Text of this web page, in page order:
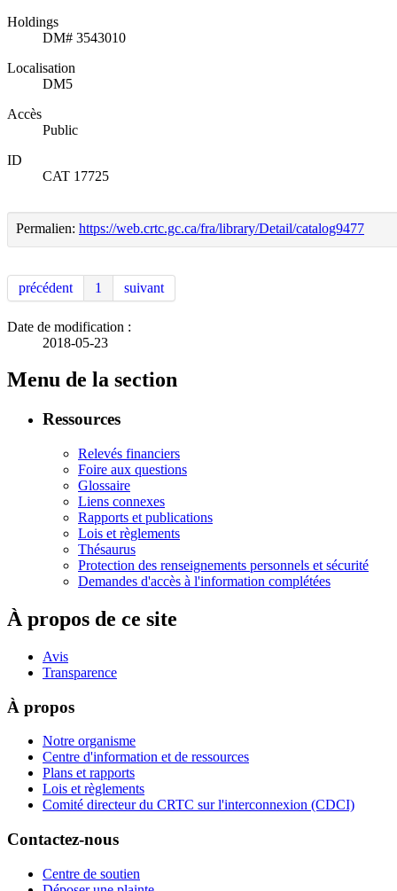
Holdings
DM# 3543010
Localisation
DM5
Accès
Public
ID
CAT 17725
Permalien: https://web.crtc.gc.ca/fra/library/Detail/catalog9477
précédent 1 suivant
Date de modification :
2018-05-23
Menu de la section
Ressources
Relevés financiers
Foire aux questions
Glossaire
Liens connexes
Rapports et publications
Lois et règlements
Thésaurus
Protection des renseignements personnels et sécurité
Demandes d'accès à l'information complétées
À propos de ce site
Avis
Transparence
À propos
Notre organisme
Centre d'information et de ressources
Plans et rapports
Lois et règlements
Comité directeur du CRTC sur l'interconnexion (CDCI)
Contactez-nous
Centre de soutien